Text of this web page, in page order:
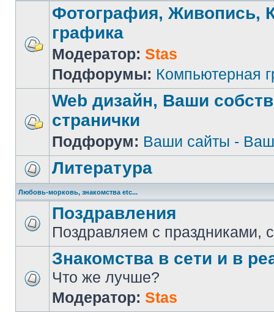
Фотография, Живопись,
графика
Модератор: Stas
Подфорумы: Компьютерная
Web дизайн, Ваши
странички
Подфорум: Ваши сайты -
Литература
Любовь-морковь, знакомства etc...
Поздравления
Поздравляем с праздниками,
Знакомства в сети и в
Что же лучше?
Модератор: Stas